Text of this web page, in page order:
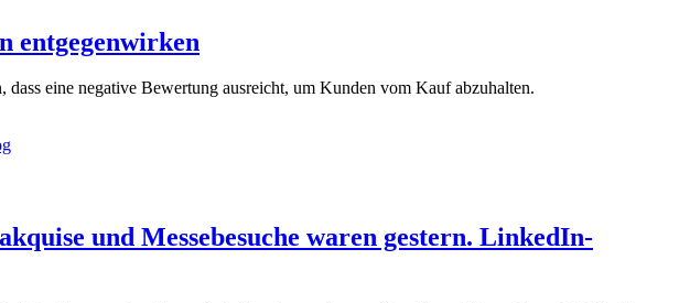
entgegenwirken
eine negative Bewertung ausreicht, um Kunden vom Kauf abzuhalten.
und Messebesuche waren gestern. LinkedIn-